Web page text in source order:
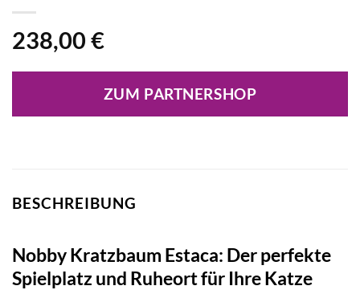
238,00 €
ZUM PARTNERSHOP
BESCHREIBUNG
Nobby Kratzbaum Estaca: Der perfekte
Spielplatz und Ruheort für Ihre Katze